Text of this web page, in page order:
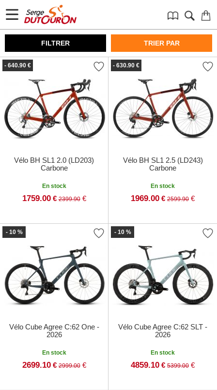
FILTRER TRIER PAR
- 640.90 €
Vélo BH SL1 2.0 (LD203)
Carbone
En stock
1759.00 € 2399.90€
- 630.90 €
Vélo BH SL1 2.5 (LD243)
Carbone
En stock
1969.00 € 2599.90 €
- 10 %
Vélo Cube Agree C:62 One -
2026
En stock
2699.10 € 2999.00€
- 10 %
Vélo Cube Agree C:62 SLT -
2026
En stock
4859.10 € 5399.00 €